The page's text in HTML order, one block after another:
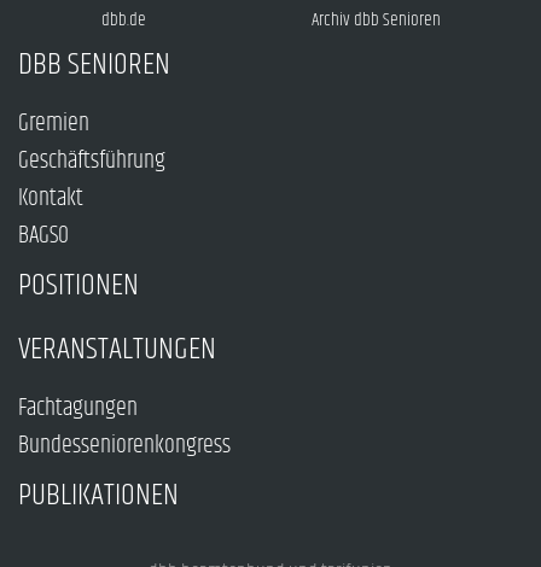
dbb.de Archiv dbb Senioren
DBB SENIOREN
Gremien
Geschäftsführung
Kontakt
BAGSO
POSITIONEN
VERANSTALTUNGEN
Fachtagungen
Bundesseniorenkongress
PUBLIKATIONEN